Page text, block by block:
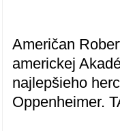
Američan
americkej
najlepšieho
Oppenheimer.